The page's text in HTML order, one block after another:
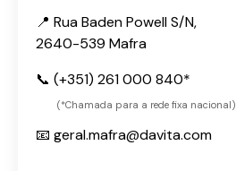
📍 Rua Baden Powell S/N,
2640-539 Mafra
📞 (+351) 261 000 840*
(*Chamada para a rede fixa nacional)
📧 geral.mafra@davita.com